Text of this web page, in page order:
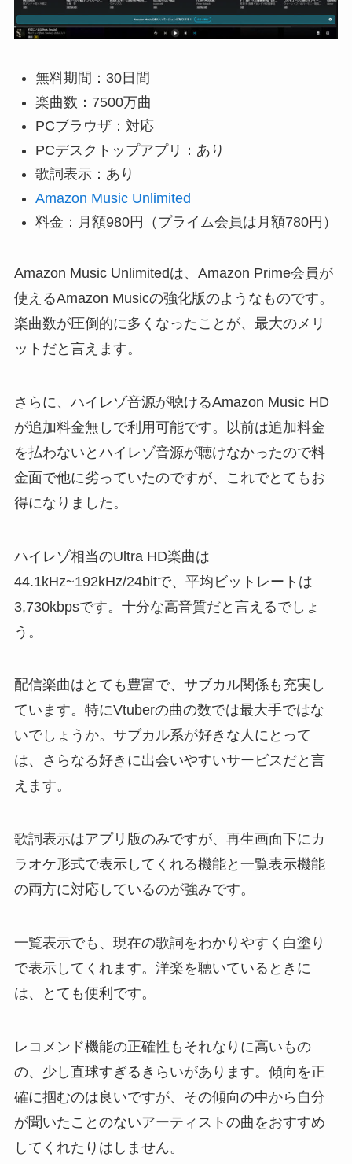
無料期間：30日間
楽曲数：7500万曲
PCブラウザ：対応
PCデスクトップアプリ：あり
歌詞表示：あり
Amazon Music Unlimited
料金：月額980円（プライム会員は月額780円）
Amazon Music Unlimitedは、Amazon Prime会員が
使えるAmazon Musicの強化版のようなものです。
楽曲数が圧倒的に多くなったことが、最大のメリ
ットだと言えます。
さらに、ハイレゾ音源が聴けるAmazon Music HD
が追加料金無しで利用可能です。以前は追加料金
を払わないとハイレゾ音源が聴けなかったので料
金面で他に劣っていたのですが、これでとてもお
得になりました。
ハイレゾ相当のUltra HD楽曲は
44.1kHz~192kHz/24bitで、平均ビットレートは
3,730kbpsです。十分な高音質だと言えるでしょ
う。
配信楽曲はとても豊富で、サブカル関係も充実し
ています。特にVtuberの曲の数では最大手ではな
いでしょうか。サブカル系が好きな人にとって
は、さらなる好きに出会いやすいサービスだと言
えます。
歌詞表示はアプリ版のみですが、再生画面下にカ
ラオケ形式で表示してくれる機能と一覧表示機能
の両方に対応しているのが強みです。
一覧表示でも、現在の歌詞をわかりやすく白塗り
で表示してくれます。洋楽を聴いているときに
は、とても便利です。
レコメンド機能の正確性もそれなりに高いもの
の、少し直球すぎるきらいがあります。傾向を正
確に掴むのは良いですが、その傾向の中から自分
が聞いたことのないアーティストの曲をおすすめ
してくれたりはしません。